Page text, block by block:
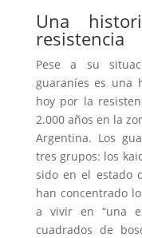
Una
resistencia
Pese a su
guaraníes es una
hoy por la
2.000 años en la
Argentina. Los
tres grupos: los
sido en el estado
han concentrado
a vivir en “una
cuadrados de